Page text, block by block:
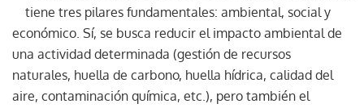
tiene tres pilares fundamentales: ambiental, social y
económico. Sí, se busca reducir el impacto ambiental de
una actividad determinada (gestión de recursos
naturales, huella de carbono, huella hídrica, calidad del
aire, contaminación química, etc.), pero también el